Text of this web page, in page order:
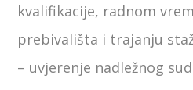
kvalifikacije, radnom
prebivališta i trajanju
– uvjerenje nadležnog